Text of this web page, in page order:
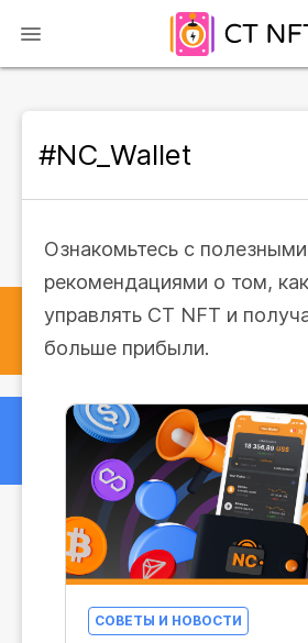
#NC_Wallet
Ознакомьтесь с
рекомендациями о том,
управлять CT NFT и
больше прибыли.
СОВЕТЫ И НОВОСТИ